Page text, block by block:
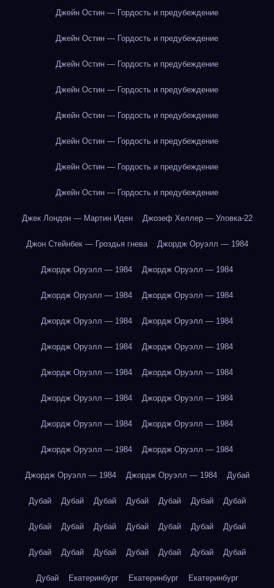
Джейн Остин — Гордость и предубеждение
Джейн Остин — Гордость и предубеждение
Джейн Остин — Гордость и предубеждение
Джейн Остин — Гордость и предубеждение
Джейн Остин — Гордость и предубеждение
Джейн Остин — Гордость и предубеждение
Джейн Остин — Гордость и предубеждение
Джейн Остин — Гордость и предубеждение
Джек Лондон — Мартин Иден Джозеф Хеллер — Уловка-22
Джон Стейнбек — Гроздья гнева Джордж Оруэлл — 1984
Джордж Оруэлл — 1984 Джордж Оруэлл — 1984
Джордж Оруэлл — 1984 Джордж Оруэлл — 1984
Джордж Оруэлл — 1984 Джордж Оруэлл — 1984
Джордж Оруэлл — 1984 Джордж Оруэлл — 1984
Джордж Оруэлл — 1984 Джордж Оруэлл — 1984
Джордж Оруэлл — 1984 Джордж Оруэлл — 1984
Джордж Оруэлл — 1984 Джордж Оруэлл — 1984
Джордж Оруэлл — 1984 Джордж Оруэлл — 1984
Джордж Оруэлл — 1984 Джордж Оруэлл — 1984 Дубай
Дубай Дубай Дубай Дубай Дубай Дубай Дубай
Дубай Дубай Дубай Дубай Дубай Дубай Дубай
Дубай Дубай Дубай Дубай Дубай Дубай Дубай
Дубай Екатеринбург Екатеринбург Екатеринбург